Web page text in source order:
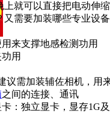
就可以直接把电动伸
需要加装哪些专业设
来支撑地感检测功用
用
议需加装辅佐相机，用
之间的连接、通讯
：独立显卡，显存1G